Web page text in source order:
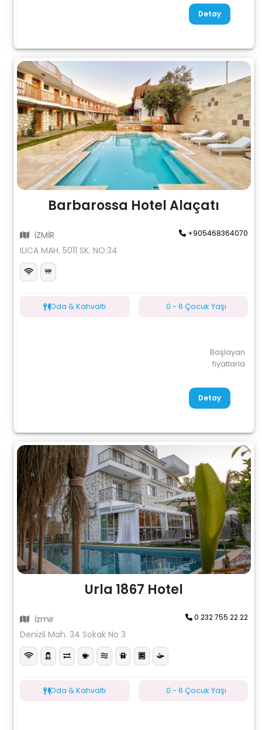
Detay
Barbarossa Hotel Alaçatı
İZMİR +905468364070
ILICA MAH. 5011 SK. NO:34
Oda & Kahvaltı 0 - 6 Çocuk Yaşı
Başlayan
fiyatlarla
Detay
Urla 1867 Hotel
İzmir 0 232 755 22 22
Denizli Mah. 34 Sokak No 3
Oda & Kahvaltı 0 - 6 Çocuk Yaşı